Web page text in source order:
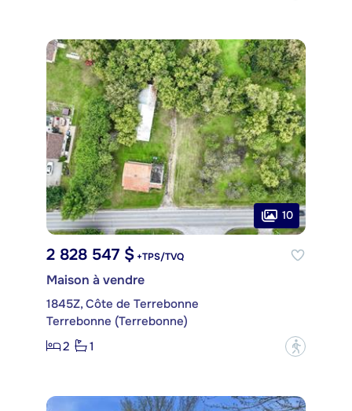
10
2 828 547 $ +TPS/TVQ
Maison à vendre
1845Z, Côte de Terrebonne
Terrebonne (Terrebonne)
2
1 ?